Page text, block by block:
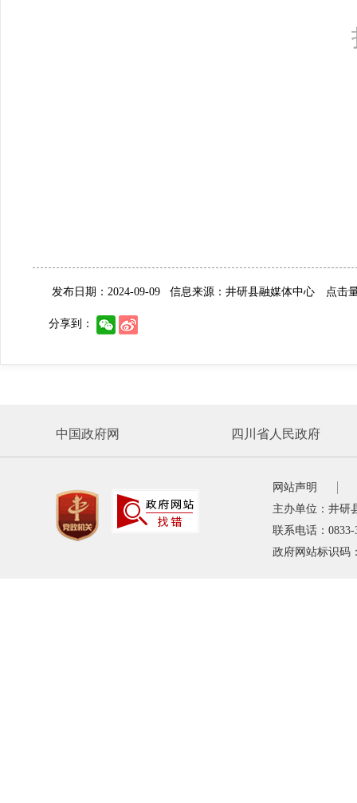
发布日期：2024-09-09 信息来源：井研县融媒体中心 点击
分享到：
中国政府网 四川省人民政府
网站声明
主办单位：井研
联系电话：
政府网站标识码